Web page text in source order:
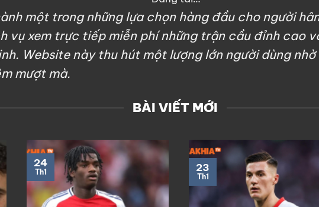
một trong những lựa chọn hàng đầu cho người
vụ xem trực tiếp miễn phí những trận cầu đỉnh cao
Website này thu hút một lượng lớn người dùng
mượt mà.
BÀI VIẾT MỚI
24
Th1 23
Th1